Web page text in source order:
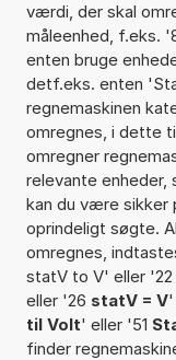
værdi, der skal
måleenhed, f.eks.
enten bruge
detf.eks. enten
regnemaskinen
omregnes, i dette
omregner
relevante enheder,
kan du være sikker
oprindeligt søgte.
omregnes,
statV to V' eller
eller '26 statV = V'
til Volt' eller '51
finder